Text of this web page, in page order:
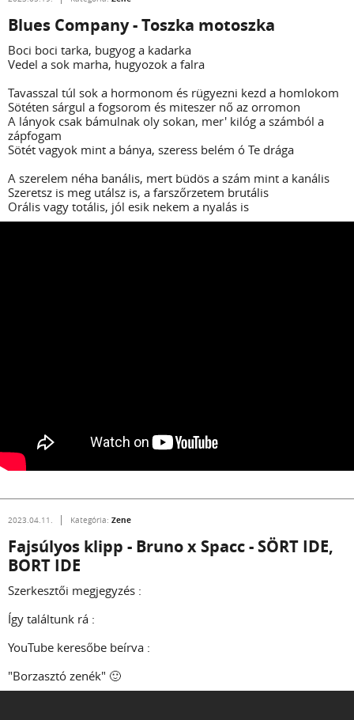
Blues Company - Toszka motoszka
Boci boci tarka, bugyog a kadarka
Vedel a sok marha, hugyozok a falra
Tavasszal túl sok a hormonom és rügyezni kezd a homlokom
Sötéten sárgul a fogsorom és miteszer nő az orromon
A lányok csak bámulnak oly sokan, mer' kilóg a számból a
zápfogam
Sötét vagyok mint a bánya, szeress belém ó Te drága
A szerelem néha banális, mert büdös a szám mint a kanális
Szeretsz is meg utálsz is, a farszőrzetem brutális
Orális vagy totális, jól esik nekem a nyalás is
2023.04.11. Kategória: Zene
Fajsúlyos klipp - Bruno x Spacc - SÖRT IDE,
BORT IDE
Szerkesztői megjegyzés :
Így találtunk rá :
YouTube keresőbe beírva :
"Borzasztó zenék" 🙂